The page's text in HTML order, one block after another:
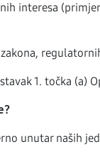
interesa
1. točka (a)
unutar naših